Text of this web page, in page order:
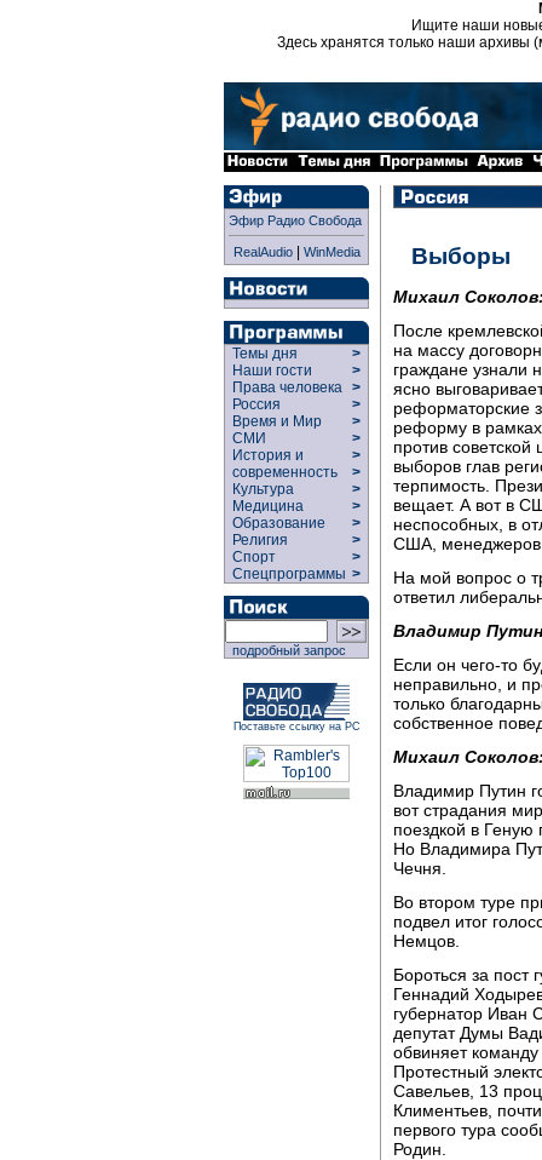
Ищите наши
Здесь хранятся только наши архивы
Эфир Радио Свобода
RealAudio| WinMedia
Темы дня
>
Наши гости
>
Права человека >
Россия
>
Время и Мир
>
СМИ
>
История и
современность
>
>
Культура
>
Медицина
>
Образование
>
Религия
>
Спорт
>
Спецпрограммы >
подробный запрос
Поставьте ссылку на РС
Выборы
Михаил
После
на массу
граждане узнали
ясно
реформаторские
реформу в рамках
против
выборов глав
терпимость.
вещает. А вот в
неспособных, в
США, менеджеров,
На мой вопрос о
ответил
Владимир
Если он чего-то
неправильно, и
только
собственное
Михаил
Владимир Путин
вот страдания
поездкой в Геную
Но Владимира
Чечня.
Во втором туре
подвел итог
Немцов.
Бороться за пост
Геннадий
губернатор Иван
депутат Думы
обвиняет
Протестный
Савельев, 13
Климентьев,
первого тура
Родин.